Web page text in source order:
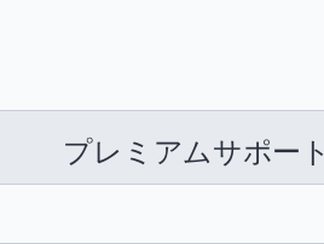
プレミアムサポート